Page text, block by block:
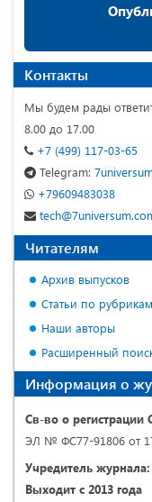
Контакты
Мы будем рады
8.00 до 17.00
+7 (499) 117-03-65
Telegram:
+79609483038
Читателям
Архив выпусков
Статьи по рубрикам
Наши авторы
Расширенный
Информация о
Св-во о регистрации
ЭЛ № ФС77-91806 от
Учредитель журнала:
Выходит с 2013 года